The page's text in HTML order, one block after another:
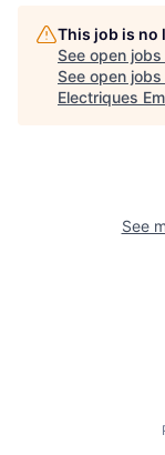
This job is no
See open
See open
Electriques
See